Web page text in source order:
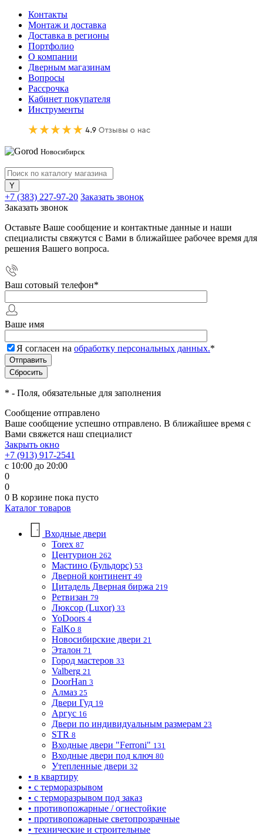
Контакты
Монтаж и доставка
Доставка в регионы
Портфолио
О компании
Дверным магазинам
Вопросы
Рассрочка
Кабинет покупателя
Инструменты
Новосибирск
+7 (383) 227-97-20 Заказать звонок
Заказать звонок
Оставьте Ваше сообщение и контактные данные и наши
специалисты свяжутся с Вами в ближайшее рабочее время для
решения Вашего вопроса.
Ваш сотовый телефон*
Ваше имя
Я согласен на обработку персональных данных.*
* - Поля, обязательные для заполнения
Сообщение отправлено
Ваше сообщение успешно отправлено. В ближайшее время с
Вами свяжется наш специалист
Закрыть окно
+7 (913) 917-2541
с 10:00 до 20:00
0
0
0 В корзине пока пусто
Каталог товаров
Входные двери
Torex 87
Центурион 262
Мастино (Бульдорс) 53
Дверной континент 49
Цитадель Дверная биржа 219
Ретвизан 79
Люксор (Luxor) 33
YoDoors 4
FalKo 8
Новосибирские двери 21
Эталон 71
Город мастеров 33
Valberg 21
DoorHan 3
Алмаз 25
Двери Гуд 19
Аргус 16
Двери по индивидуальным размерам 23
STR 8
Входные двери "Ferroni" 131
Входные двери под ключ 80
Утепленные двери 32
• в квартиру
• с терморазрывом
• с терморазрывом под заказ
• противопожарные / огнестойкие
• противопожарные светопрозрачные
• технические и строительные